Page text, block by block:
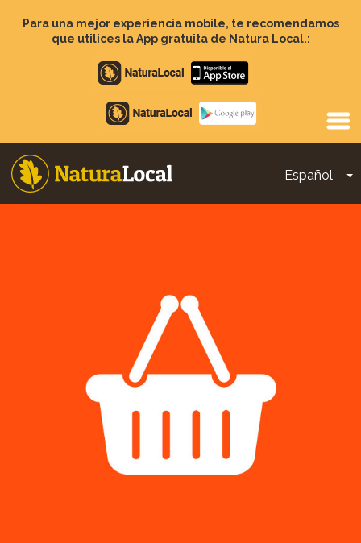
contenido
Para una mejor experiencia mobile, te recomendamos
que utilices la App gratuita de Natura Local.:
Apple
store
Google
Play
Español
Main